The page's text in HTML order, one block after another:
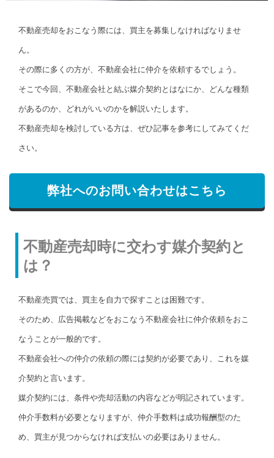
不動産売却をおこなう際には、買主を募集しなければなりませ
ん。
その際に多くの方が、不動産会社に仲介を依頼するでしょう。
そこで今回、不動産会社と結ぶ媒介契約とはなにか、どんな種類
があるのか、どれがいいのかを解説いたします。
不動産売却を検討している方は、ぜひ記事を参考にしてみてくだ
さい。
弊社へのお問い合わせはこちら
不動産売却時に交わす媒介契約と
は？
不動産売買では、買主を自力で探すことは困難です。
そのため、広告掲載などをおこなう不動産会社に仲介依頼をおこ
なうことが一般的です。
不動産会社への仲介の依頼の際には契約が必要であり、これを媒
介契約と言います。
媒介契約には、条件や売却活動の内容などが明記されています。
仲介手数料が必要となりますが、仲介手数料は成功報酬型のた
め、買主が見つからなければ支払いの必要はありません。